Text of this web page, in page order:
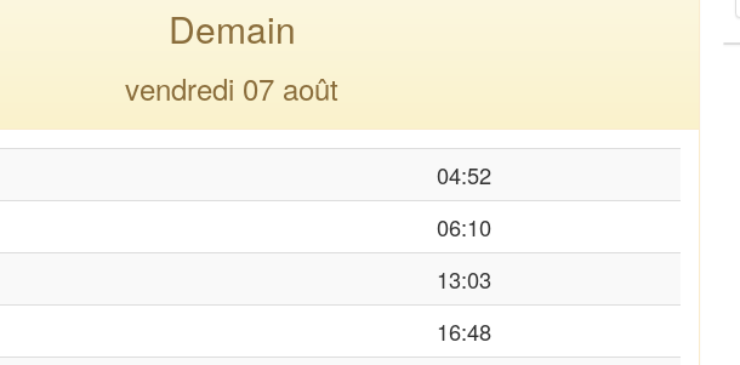
Demain
vendredi 07 août
04:52
06:10
13:03
16:48